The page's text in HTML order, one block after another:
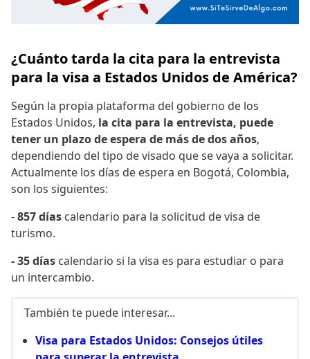
¿Cuánto tarda la cita para la entrevista
para la visa a Estados Unidos de América?
Según la propia plataforma del gobierno de los
Estados Unidos, la cita para la entrevista, puede
tener un plazo de espera de más de dos años,
dependiendo del tipo de visado que se vaya a solicitar.
Actualmente los días de espera en Bogotá, Colombia,
son los siguientes:
-857 días calendario para la solicitud de visa de
turismo.
- 35 días calendario si la visa es para estudiar o para
un intercambio.
También te puede interesar...
Visa para Estados Unidos: Consejos útiles